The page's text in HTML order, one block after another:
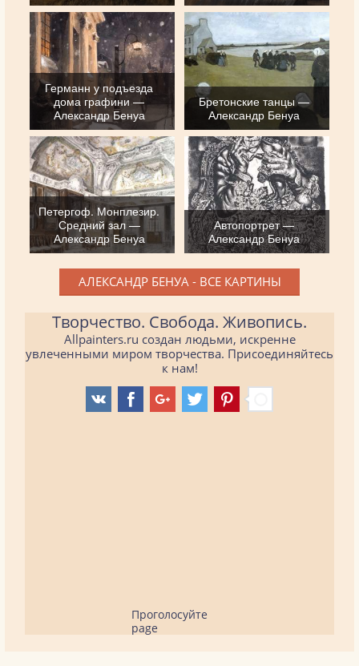
Германн у подъезда
дома графини —
Александр Бенуа
Бретонские танцы —
Александр Бенуа
Петергоф. Монплезир.
Средний зал —
Александр Бенуа
Автопортрет —
Александр Бенуа
АЛЕКСАНДР БЕНУА - ВСЕ КАРТИНЫ
Творчество. Свобода. Живопись.
Allpainters.ru создан людьми, искренне
увлеченными миром творчества. Присоединяйтесь
к нам!
Проголосуйте
page